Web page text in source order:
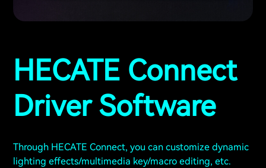
HECATE Connect
Driver Software
Through HECATE Connect, you can customize dynamic
lighting effects/multimedia key/macro editing, etc.